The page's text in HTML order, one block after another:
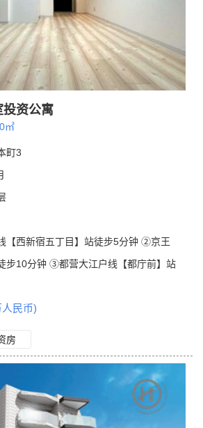
投资公寓
㎡
町3
【西新宿五丁目】站徒步5分钟 ②京王
步10分钟 ③都营大江户线【都庁前】站
民币)
房